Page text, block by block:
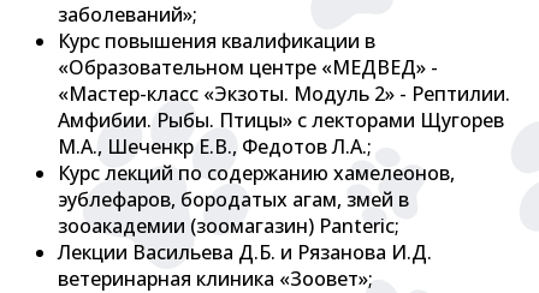
заболеваний»;
Курс повышения квалификации в
«Образовательном центре «МЕДВЕД» -
«Мастер-класс «Экзоты. Модуль 2» - Рептилии.
Амфибии. Рыбы. Птицы» с лекторами Щугорев
М.А., Шеченкр Е.В., Федотов Л.А.;
Курс лекций по содержанию хамелеонов,
эублефаров, бородатых агам, змей в
зооакадемии (зоомагазин) Panteric;
Лекции Васильева Д.Б. и Рязанова И.Д.
ветеринарная клиника «Зоовет»;